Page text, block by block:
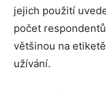
jejich použití
počet
většinou na
užívání.